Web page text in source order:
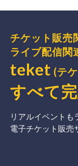
チケット販売
ライブ配信関
teket (テ
すべて
リアルイベントも
電子チケット販売